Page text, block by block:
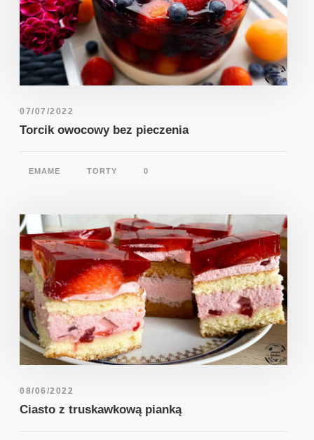
07/07/2022
Torcik owocowy bez pieczenia
EMAME TORTY 0
08/06/2022
Ciasto z truskawkową pianką